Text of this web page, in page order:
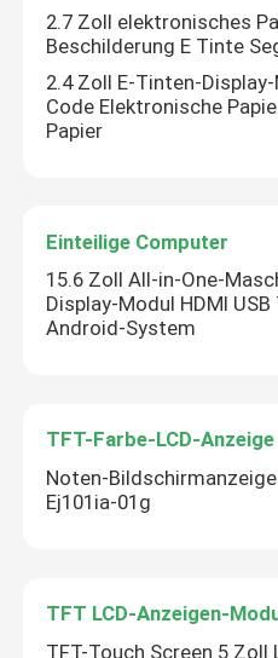
2.7 Zoll elektronisches
Beschilderung E Tinte
2.4 Zoll E-Tinten-
Code Elektronische
Papier
Einteilige Computer
15.6 Zoll All-in-One-
Display-Modul HDMI
Android-System
TFT-Farbe-LCD-Anzeige
Noten-Bildschirmanzeige
Ej101ia-01g
TFT LCD-Anzeigen-
TFT-Touch Screen 5